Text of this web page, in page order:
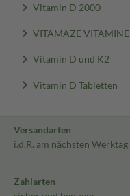
Vitamin D 2000
VITAMAZE VITAMINE
Vitamin D und K2
Vitamin D Tabletten
Versandarten
i.d.R. am nächsten Werktag
Zahlarten